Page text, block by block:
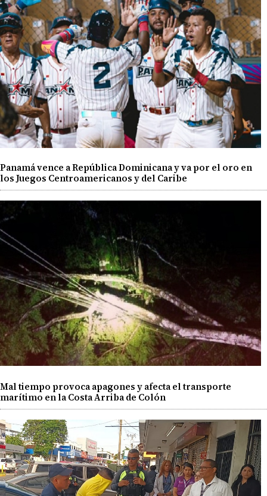
Panamá vence a República Dominicana y va por el oro en
los Juegos Centroamericanos y del Caribe
Mal tiempo provoca apagones y afecta el transporte
marítimo en la Costa Arriba de Colón